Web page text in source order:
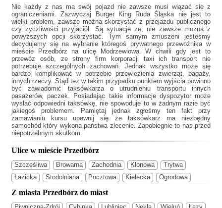
Nie każdy z nas ma swój pojazd nie zawsze musi wiązać się z
ograniczeniami. Zazwyczaj
Burger King Ruda Śląska
nie jest to
wielki problem, zawsze można skorzystać z przejazdu publicznego
czy życzliwości przyjaciół. Są sytuacje że, nie zawsze można z
powyższych opcji skorzystać. Tym samym zmuszeni jesteśmy
decydujemy się na wybranie któregoś prywatnego przewoźnika w
mieście Przedbórz na ulicę Modrzewiowa. W chwili gdy jest to
przewóz osób, ze strony firm korporacji taxi ich transport nie
potrzebuje szczególnych zachowań. Jednak wszystko może się
bardzo komplikować w potrzebie przewiezienia zwierząt, bagaży,
innych rzeczy. Stąd też w takim przypadku punktem wyjścia powinno
być zawiadomić taksówkarza o utrudnieniu transportu innych
pasażerów, paczek. Posiadając takie informacje dyspozytor może
wysłać odpowiedni taksówkę, nie spowoduje to w żadnym razie być
jakiegoś problemem. Pamiętaj jednak zgłośmy ten fakt przy
zamawianiu kursu upewnij się że taksówkarz ma niezbędny
samochód który wykona państwa zlecenie. Zapobiegnie to nas przed
niepotrzebnym skutkom.
Ulice w mieście Przedbórz
Szczęśliwa Browarna Zachodnia Klonowa
Trytwa
Łazicka
Stodolniana Pocztowa Kielecka Ogrodowa
Z miasta Przedbórz do miast